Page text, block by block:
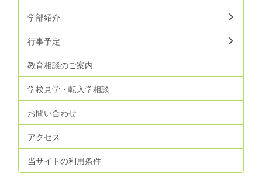
学部紹介
行事予定
教育相談のご案内
学校見学・転入学相談
お問い合わせ
アクセス
当サイトの利用条件